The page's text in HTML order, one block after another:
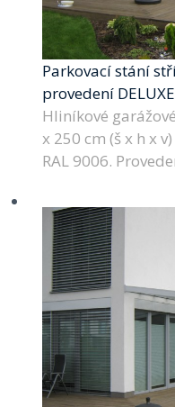
Parkovací stání
provedení DELUXE
Hliníkové
x 250 cm (š x h x
RAL 9006.